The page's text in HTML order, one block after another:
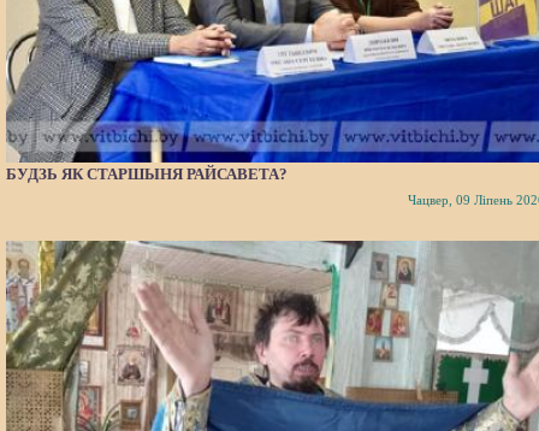
БУДЗЬ ЯК СТАРШЫНЯ РАЙСАВЕТА?
Чацвер, 09 Ліпень